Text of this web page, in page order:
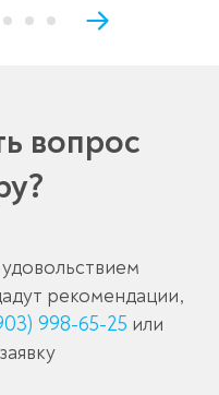
вопрос
рекомендации,
998-65-25 или